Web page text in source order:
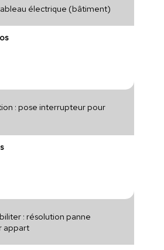
électrique (bâtiment)
: pose interrupteur pour
: résolution panne
appart